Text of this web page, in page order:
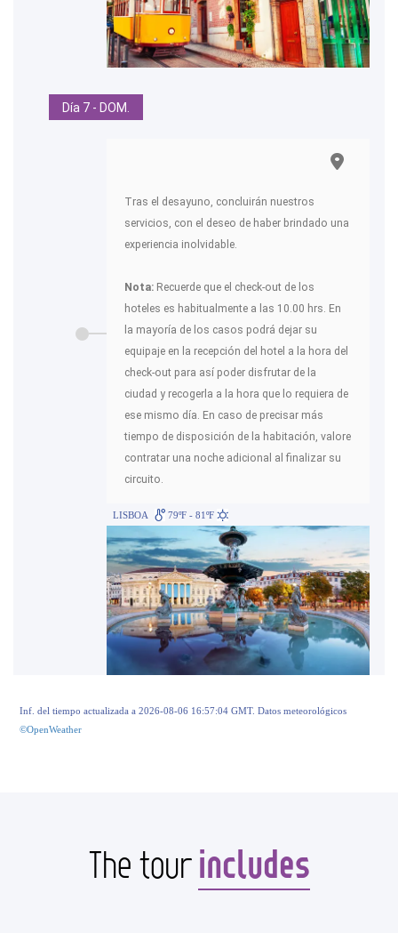
Día 7 - DOM.
Tras el desayuno, concluirán nuestros
servicios, con el deseo de haber brindado una
experiencia inolvidable.
Nota: Recuerde que el check-out de los
hoteles es habitualmente a las 10.00 hrs. En
la mayoría de los casos podrá dejar su
equipaje en la recepción del hotel a la hora del
check-out para así poder disfrutar de la
ciudad y recogerla a la hora que lo requiera de
ese mismo día. En caso de precisar más
tiempo de disposición de la habitación, valore
contratar una noche adicional al finalizar su
circuito.
LISBOA 79ºF - 81ºF
Inf. del tiempo actualizada a 2026-08-06 16:57:04 GMT. Datos meteorológicos
©OpenWeather
The tourincludes